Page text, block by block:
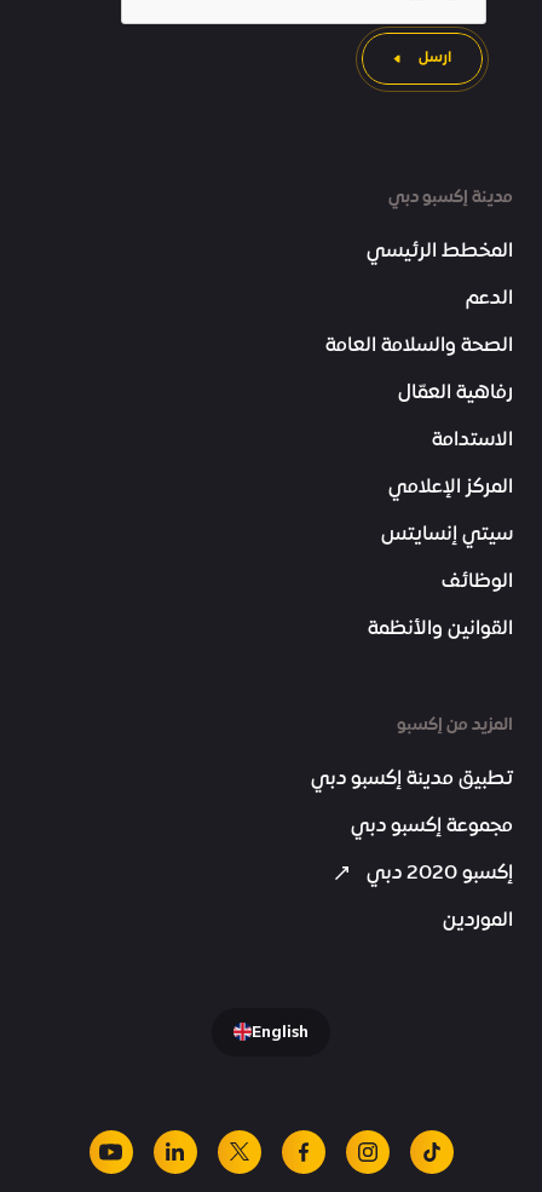
مدينة إكسبو دبي
المخطط الرئيسي
الدعم
الصحة والسلامة العامة
رفاهية العمّال
الاستدامة
المركز الإعلامي
سيتي إنسايتس
الوظائف
القوانين والأنظمة
المزيد من إكسبو
تطبيق مدينة إكسبو دبي
مجموعة إكسبو دبي
إكسبو 2020 دبي
الموردين
ارسل
English
tiktok
instagram
facebook
x
linkedin
youtube